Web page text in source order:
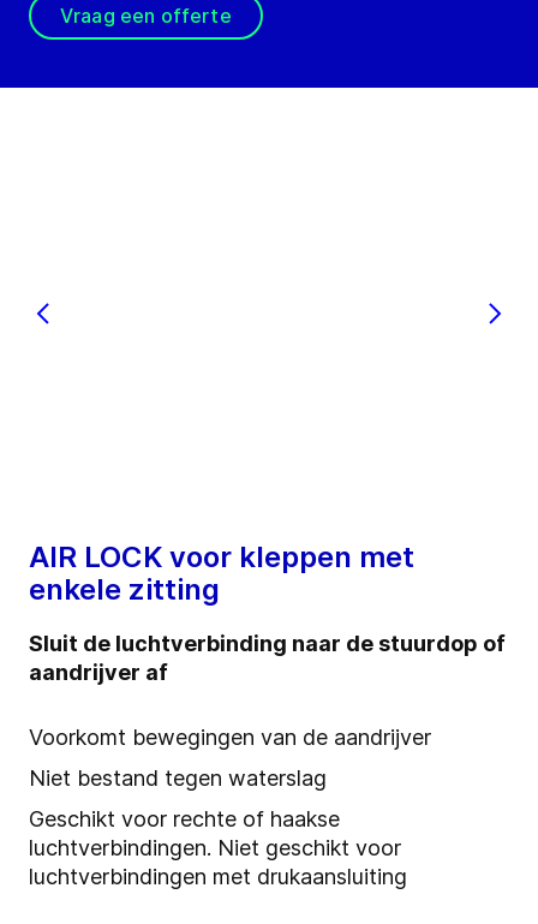
Vraag een offerte
AIR LOCK voor kleppen met
enkele zitting
Sluit de luchtverbinding naar de stuurdop of
aandrijver af
Voorkomt bewegingen van de aandrijver
Niet bestand tegen waterslag
Geschikt voor rechte of haakse
luchtverbindingen. Niet geschikt voor
luchtverbindingen met drukaansluiting